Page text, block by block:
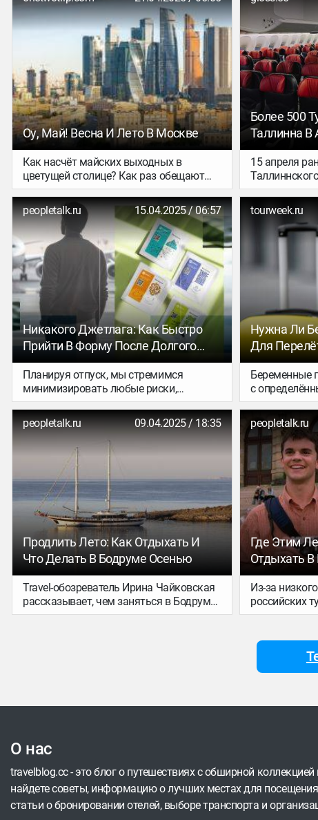
Оу, Май! Весна И Лето В Москве
Как насчёт майских выходных в
цветущей столице? Как раз обещают
днём до +16 °C и солнышко. Или, может,
летний отпуск уже спланируем?
Более 500
Таллинна В
15 апреля
первый
одном из
Boeing 777.
впервые
воздушного
регулярного
более 500
peopletalk.ru 15.04.2025 / 06:57
Никакого Джетлага: Как Быстро
Прийти В Форму После Долгого
Перелета
Планируя отпуск, мы стремимся
минимизировать любые риски,
способные омрачить долгожданный
отдых. Выбор отеля и программы
зависит только от нас самих, обычный
дорожный стресс можно научиться
игнорировать, но вот реакция
организма на смену часовых поясов
может оказаться совершенно
непредсказуемой.
tourweek.ru
Нужна Ли
Для
Беременные
с
перелётах, и
отличаться
(внутренние
peopletalk.ru 09.04.2025 / 18:35
Продлить Лето: Как Отдыхать И
Что Делать В Бодруме Осенью
Travel-обозреватель Ирина Чайковская
рассказывает, чем заняться в Бодруме
осенью и какие заведения стоит
peopletalk.ru
Где Этим
Отдыхать
Из-за
российских
летом могут
написал
данные
от отдыха
О нас
travelblog.cc - это блог о путешествиях с обширной
найдете советы, информацию о лучших местах для
статьи о бронировании отелей, выборе транспорта и